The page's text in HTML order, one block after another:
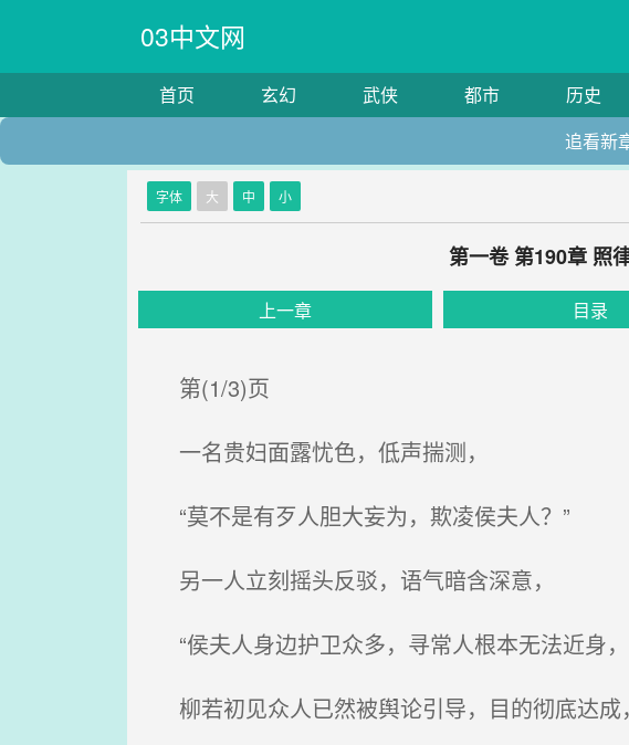
03中文网
首页 玄幻 武侠 都市 历史
追看新
字体 大 中 小
第一卷 第190章 照
上一章 目录
第(1/3)页
一名贵妇面露忧色，低声揣测，
“莫不是有歹人胆大妄为，欺凌侯夫人？”
另一人立刻摇头反驳，语气暗含深意，
“侯夫人身边护卫众多，寻常人根本无法近身
柳若初见众人已然被舆论引导，目的彻底达成